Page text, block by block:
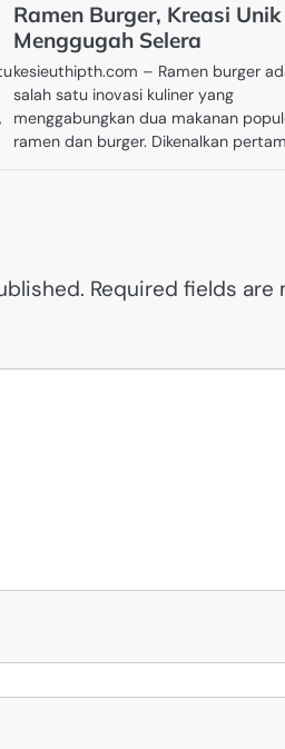
Ramen Burger, Kreasi
Menggugah Selera
kesieuthipth.com – Ramen burger
salah satu inovasi kuliner yang
menggabungkan dua makanan
ramen dan burger. Dikenalkan
Required fields are